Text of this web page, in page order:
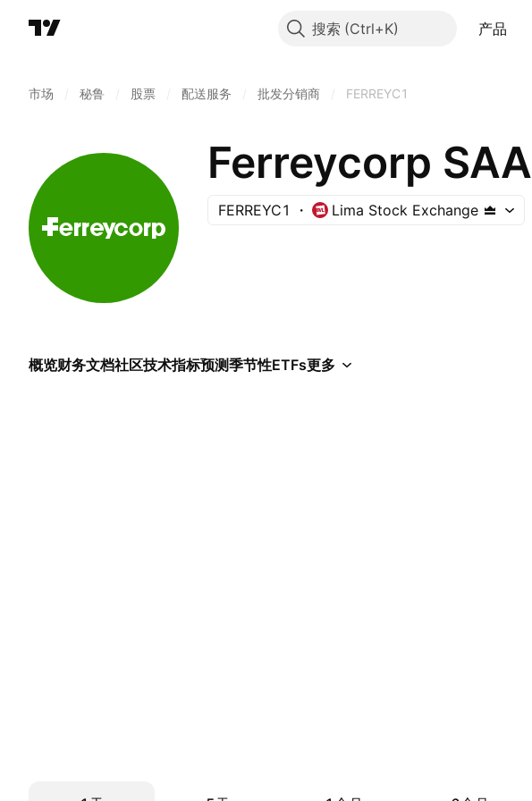
搜索 产品
市场 秘鲁 股票 配送服务 批发分销商 FERREYC1
Ferreycorp SAA
FERREYC1 Lima Stock Exchange
概览财务文档社区技术指标预测季节性ETFs更多